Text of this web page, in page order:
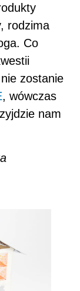
rodzima
Co
zostanie
, wówczas
nam